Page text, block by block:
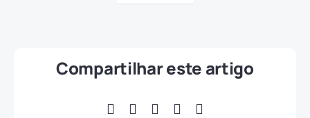
Compartilhar este artigo